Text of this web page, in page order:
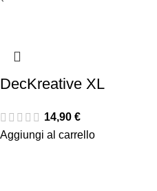
DecKreative XL
14,90 €
Aggiungi al carrello